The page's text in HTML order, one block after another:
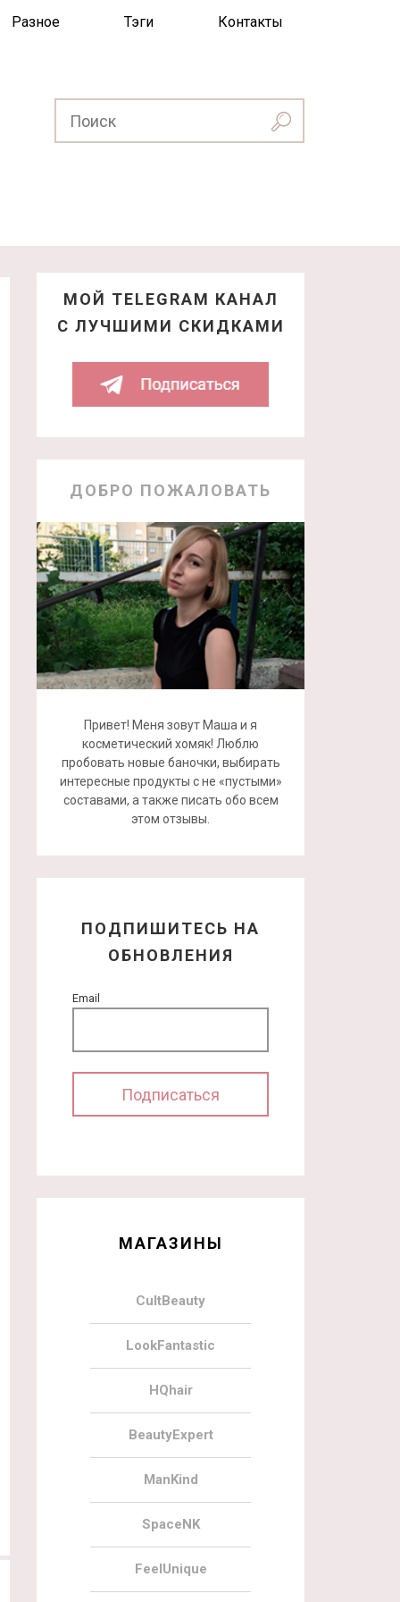
Разное Тэги Контакты
МОЙ TELEGRAM КАНАЛ
С ЛУЧШИМИ СКИДКАМИ
ДОБРО ПОЖАЛОВАТЬ
Привет! Меня зовут Маша и я
косметический хомяк! Люблю
пробовать новые баночки, выбирать
интересные продукты с не «пустыми»
составами, а также писать обо всем
этом отзывы.
ПОДПИШИТЕСЬ НА
ОБНОВЛЕНИЯ
Email
МАГАЗИНЫ
CultBeauty
LookFantastic
HQhair
BeautyExpert
ManKind
SpaceNK
FeelUnique